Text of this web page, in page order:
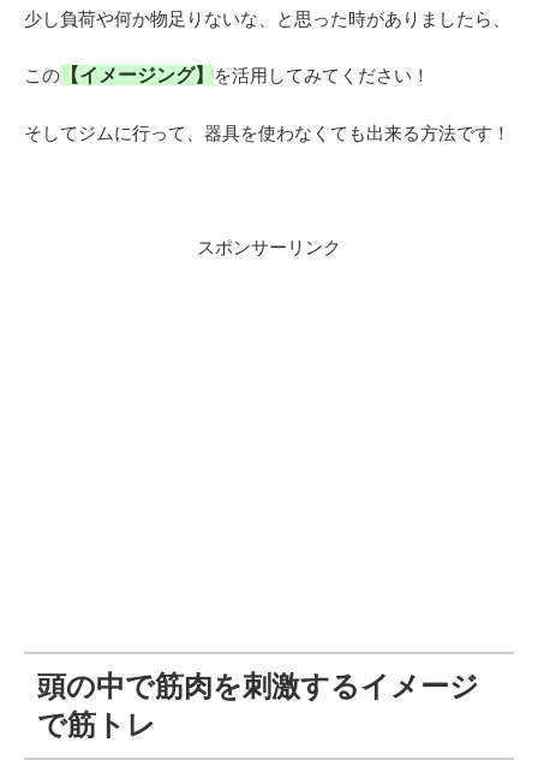
少し負荷や何か物足りないな、と思った時がありましたら、
この 【イメージング】 を活用してみてください！
そしてジムに行って、器具を使わなくても出来る方法です！
スポンサーリンク
頭の中で筋肉を刺激するイメージ
で筋トレ